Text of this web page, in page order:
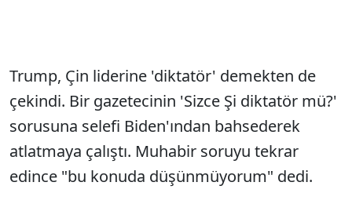
Trump, Çin liderine 'diktatör' demekten de
çekindi. Bir gazetecinin 'Sizce Şi diktatör mü?'
sorusuna selefi Biden'ından bahsederek
atlatmaya çalıştı. Muhabir soruyu tekrar
edince "bu konuda düşünmüyorum" dedi.